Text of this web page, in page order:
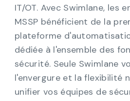
IT/OT. Avec Swimlane, les
MSSP bénéficient de la
plateforme
dédiée à l'ensemble des
sécurité. Seule Swimlane
l'envergure et la flexibilité
unifier vos équipes de